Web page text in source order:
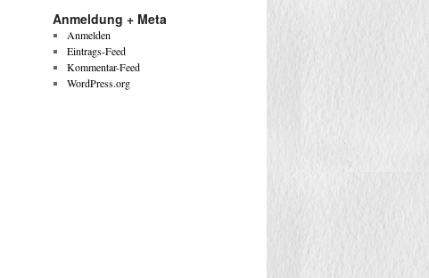
Anmeldung + Meta
Anmelden
Eintrags-Feed
Kommentar-Feed
WordPress.org